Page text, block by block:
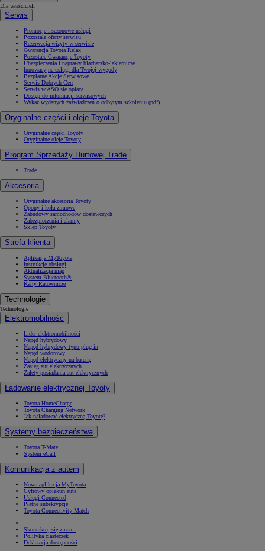
Dla właścicieli
Serwis
Promocje i sezonowe usługi
Pozostałe oferty serwisu
Rezerwacja wizyty w serwisie
Gwarancja Toyota Relax
Pozostałe Gwarancje Toyoty
Ubezpieczenia i naprawy blacharsko-lakiernicze
Innowacyjne usługi dla Twojej wygody
Bezpłatne Akcje Serwisowe
Serwis Dobrych Cen
Serwis w ASO się opłaca
Dostęp do informacji serwisowych
Wykaz wydanych zaświadczeń o odbytym szkoleniu (pdf)
Oryginalne części i oleje Toyota
Oryginalne części Toyoty
Oryginalne oleje Toyoty
Program Sprzedaży Hurtowej Trade
Trade
Akcesoria
Oryginalne akcesoria Toyoty
Opony i koła zimowe
Zabudowy samochodów dostawczych
Zabezpieczenia i alarmy
Sklep Toyoty
Strefa klienta
Aplikacja MyToyota
Instrukcje obsługi
Aktualizacja map
System Bluetooth®
Karty Ratownicze
Technologie
Technologie
Elektromobilność
Lider elektromobilności
Napęd hybrydowy
Napęd hybrydowy typu plug-in
Napęd wodorowy
Napęd elektryczny na baterię
Zasięg aut elektrycznych
Zalety posiadania aut elektrycznych
Ładowanie elektrycznej Toyoty
Toyota HomeCharge
Toyota Charging Network
Jak naładować elektryczną Toyotę?
Systemy bezpieczeństwa
Toyota T-Mate
System eCall
Komunikacja z autem
Nowa aplikacja MyToyota
Cyfrowy opiekun auta
Usługi Connected
Płatne subskrypcje
Toyota Connectivity Match
Skontaktuj się z nami
Polityka ciasteczek
Deklaracja dostępności